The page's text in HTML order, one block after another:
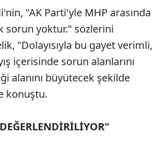
"AK Parti'yle MHP arasında
sorun yoktur." sözlerini
"Dolayısıyla bu gayet verimli,
içerisinde sorun alanlarını
alanını büyütecek şekilde
konuştu.